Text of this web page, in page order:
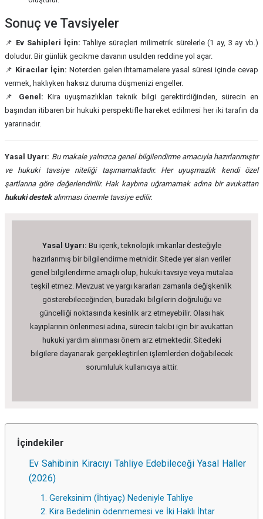
Sonuç ve Tavsiyeler
📌 Ev Sahipleri İçin: Tahliye süreçleri milimetrik sürelerle (1 ay, 3 ay vb.)
doludur. Bir günlük gecikme davanın usulden reddine yol açar.
📌 Kiracılar İçin: Noterden gelen ihtarnamelere yasal süresi içinde cevap
vermek, haklıyken haksız duruma düşmenizi engeller.
📌 Genel: Kira uyuşmazlıkları teknik bilgi gerektirdiğinden, sürecin en
başından itibaren bir hukuki perspektifle hareket edilmesi her iki tarafın da
yararınadır.
Yasal Uyarı: Bu makale yalnızca genel bilgilendirme amacıyla hazırlanmıştır
ve hukuki tavsiye niteliği taşımamaktadır. Her uyuşmazlık kendi özel
şartlarına göre değerlendirilir. Hak kaybına uğramamak adına bir avukattan
hukuki destekalınması önemle tavsiye edilir.
Yasal Uyarı: Bu içerik, teknolojik imkanlar desteğiyle
hazırlanmış bir bilgilendirme metnidir. Sitede yer alan veriler
genel bilgilendirme amaçlı olup, hukuki tavsiye veya mütalaa
teşkil etmez. Mevzuat ve yargı kararları zamanla değişkenlik
gösterebileceğinden, buradaki bilgilerin doğruluğu ve
güncelliği noktasında kesinlik arz etmeyebilir. Olası hak
kayıplarının önlenmesi adına, sürecin takibi için bir avukattan
hukuki yardım alınması önem arz etmektedir. Sitedeki
bilgilere dayanarak gerçekleştirilen işlemlerden doğabilecek
sorumluluk kullanıcıya aittir.
İçindekiler
Ev Sahibinin Kiracıyı Tahliye Edebileceği Yasal Haller
(2026)
1. Gereksinim (İhtiyaç) Nedeniyle Tahliye
2. Kira Bedelinin ödenmemesi ve İki Haklı İhtar